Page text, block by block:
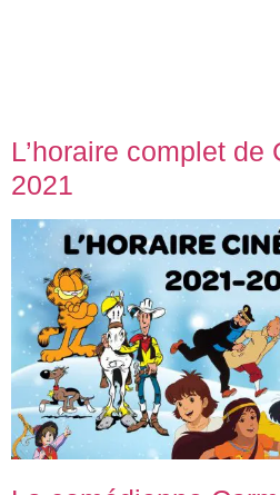
L’horaire complet de
2021